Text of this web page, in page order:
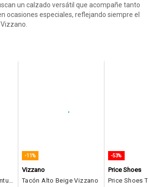
un calzado versátil que acompañe tanto
ocasiones especiales, reflejando siempre el
Price Shoes Tacon Puntudo Bajo Para Mujer 9721054NEGRO
-11%
Vizzano
Tacón Alto Beige Vizzano
-53%
Price Shoes